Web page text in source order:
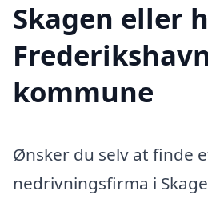
Skagen eller
kommune
Ønsker du selv at finde
nedrivningsfirma i